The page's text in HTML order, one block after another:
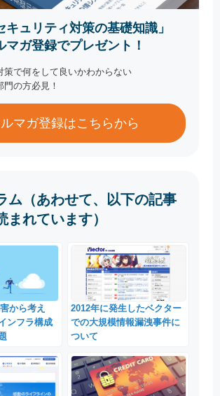
キュリティ対策の基礎知識」
マガ登録でプレゼント！
策で何をして良いかわからない
の方必見！
ルマガ登録はこちらから
ム（あわせて、以下の記事
まれています）
から考え
ンフラ構成
2012年に発生したベクター
での大規模情報漏洩事件に
ついて